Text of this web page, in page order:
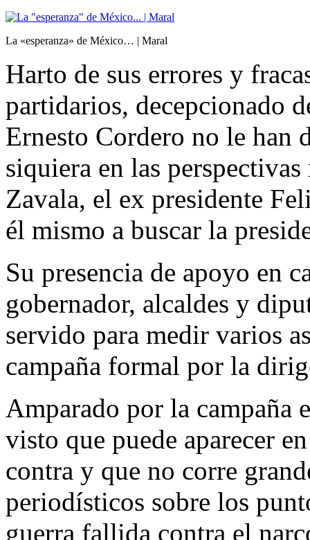
La «esperanza» de México… | Maral
Harto de sus errores y
partidarios, decepcionado
Ernesto Cordero no le han
siquiera en las
Zavala, el ex presidente
él mismo a buscar la
Su presencia de apoyo en
gobernador, alcaldes y
servido para medir varios
campaña formal por la
Amparado por la campaña
visto que puede aparecer
contra y que no corre
periodísticos sobre los
guerra fallida contra el